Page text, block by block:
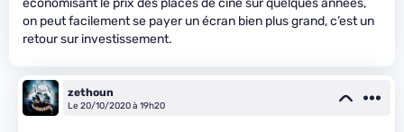
économisant le prix des places de ciné sur quelques années,
on peut facilement se payer un écran bien plus grand, c’est un
retour sur investissement.
zethoun
Le 20/10/2020 à 19h20